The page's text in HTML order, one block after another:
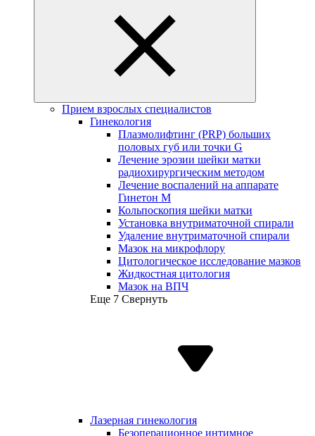
Прием взрослых специалистов
Гинекология
Плазмолифтинг (PRP) больших
половых губ или точки G
Лечение эрозии шейки матки
радиохирургическим методом
Лечение воспалений на аппарате
Гинетон М
Кольпоскопия шейки матки
Установка внутриматочной спирали
Удаление внутриматочной спирали
Мазок на микрофлору
Цитологическое исследование мазков
Жидкостная цитология
Мазок на ВПЧ
Еще 7 Свернуть
Лазерная гинекология
Безоперационное интимное